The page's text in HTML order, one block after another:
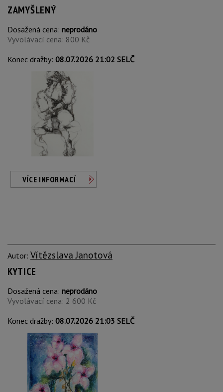
ZAMYŠLENÝ
Dosažená cena: neprodáno
Vyvolávací cena: 800 Kč
Konec dražby: 08.07.2026 21:02 SELČ
VÍCE INFORMACÍ
Autor: Vítězslava Janotová
KYTICE
Dosažená cena: neprodáno
Vyvolávací cena: 2 600 Kč
Konec dražby: 08.07.2026 21:03 SELČ